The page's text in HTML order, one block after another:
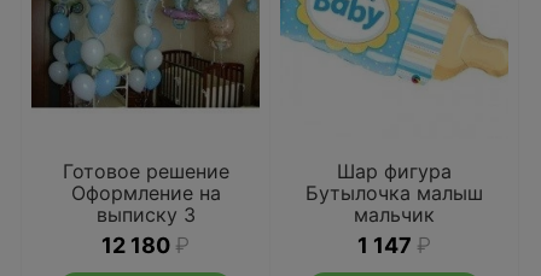
Готовое решение
Оформление на
выписку 3
12 180 ₽
Шар фигура
Бутылочка малыш
мальчик
1 147 ₽